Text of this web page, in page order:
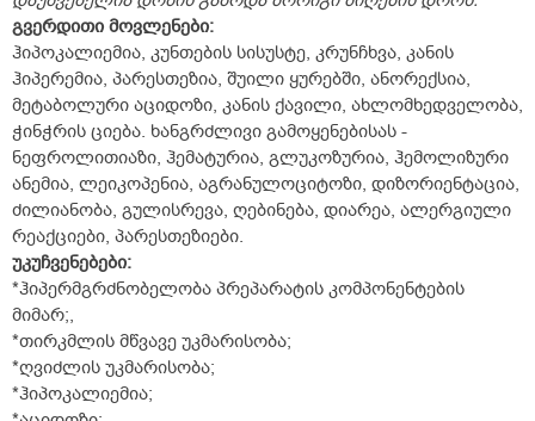
გვერდითი მოვლენები:
ჰიპოკალიემია, კუნთების სისუსტე, კრუნჩხვა, კანის
ჰიპერემია, პარესთეზია, შუილი ყურებში, ანორექსია,
მეტაბოლური აციდოზი, კანის ქავილი, ახლომხედველობა,
ჭინჭრის ციება. ხანგრძლივი გამოყენებისას -
ნეფროლითიაზი, ჰემატურია, გლუკოზურია, ჰემოლიზური
ანემია, ლეიკოპენია, აგრანულოციტოზი, დიზორიენტაცია,
ძილიანობა, გულისრევა, ღებინება, დიარეა, ალერგიული
რეაქციები, პარესთეზიები.
უკუჩვენებები:
*ჰიპერმგრძნობელობა პრეპარატის კომპონენტების
მიმარ;,
*თირკმლის მწვავე უკმარისობა;
*ღვიძლის უკმარისობა;
*ჰიპოკალიემია;